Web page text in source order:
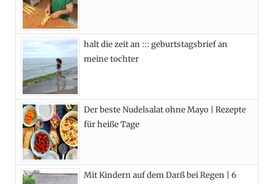
halt die zeit an ::: geburtstagsbrief an
meine tochter
Der beste Nudelsalat ohne Mayo | Rezepte
für heiße Tage
Mit Kindern auf dem Darß bei Regen | 6